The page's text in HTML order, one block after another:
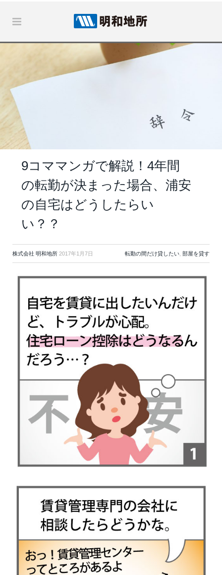
9コママンガで解説！4年間
の転勤が決まった場合、浦安
の自宅はどうしたらい
い？？
株式会社 明和地所 2017年1月7日 転勤の間だけ貸したい, 部屋を貸す